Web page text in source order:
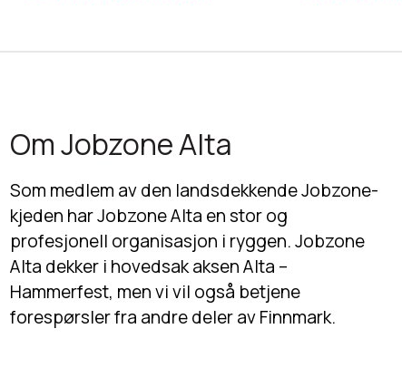
Om Jobzone Alta
Som medlem av den landsdekkende Jobzone-
kjeden har Jobzone Alta en stor og
profesjonell organisasjon i ryggen. Jobzone
Alta dekker i hovedsak aksen Alta –
Hammerfest, men vi vil også betjene
forespørsler fra andre deler av Finnmark.